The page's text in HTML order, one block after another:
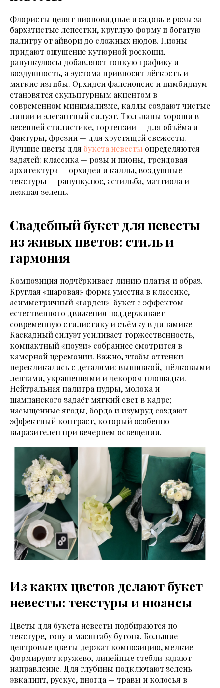
Флористы ценят пионовидные и садовые розы за
бархатистые лепестки, круглую форму и богатую
палитру от айвори до сложных нюдов. Пионы
придают ощущение кутюрной роскоши,
ранункулюсы добавляют тонкую графику и
воздушность, а эустома привносит лёгкость и
мягкие изгибы. Орхидеи фаленопсис и цимбидиум
становятся скульптурным акцентом в
современном минимализме, каллы создают чистые
линии и элегантный силуэт. Тюльпаны хороши в
весенней стилистике, гортензии — для объёма и
фактуры, фрезии — для хрустящей свежести.
Лучшие цветы для букета невесты определяются
задачей: классика — розы и пионы, трендовая
архитектура — орхидеи и каллы, воздушные
текстуры — ранункулюс, астильба, маттиола и
нежная зелень.
Свадебный букет для невесты
из живых цветов: стиль и
гармония
Композиция подчёркивает линию платья и образ.
Круглая «шаровая» форма уместна в классике,
асимметричный «гарден»-букет с эффектом
естественного движения поддерживает
современную стилистику и съёмку в динамике.
Каскадный силуэт усиливает торжественность,
компактный «поузи» собраннее смотрится в
камерной церемонии. Важно, чтобы оттенки
перекликались с деталями: вышивкой, шёлковыми
лентами, украшениями и декором площадки.
Нейтральная палитра пудры, молока и
шампанского задаёт мягкий свет в кадре;
насыщенные ягоды, бордо и изумруд создают
эффектный контраст, который особенно
выразителен при вечернем освещении.
Из каких цветов делают букет
невесты: текстуры и нюансы
Цветы для букета невесты подбираются по
текстуре, тону и масштабу бутона. Большие
центровые цветы держат композицию, мелкие
формируют кружево, линейные стебли задают
направление. Для глубины подключают зелень:
эвкалипт, рускус, иногда — травы и колосья в